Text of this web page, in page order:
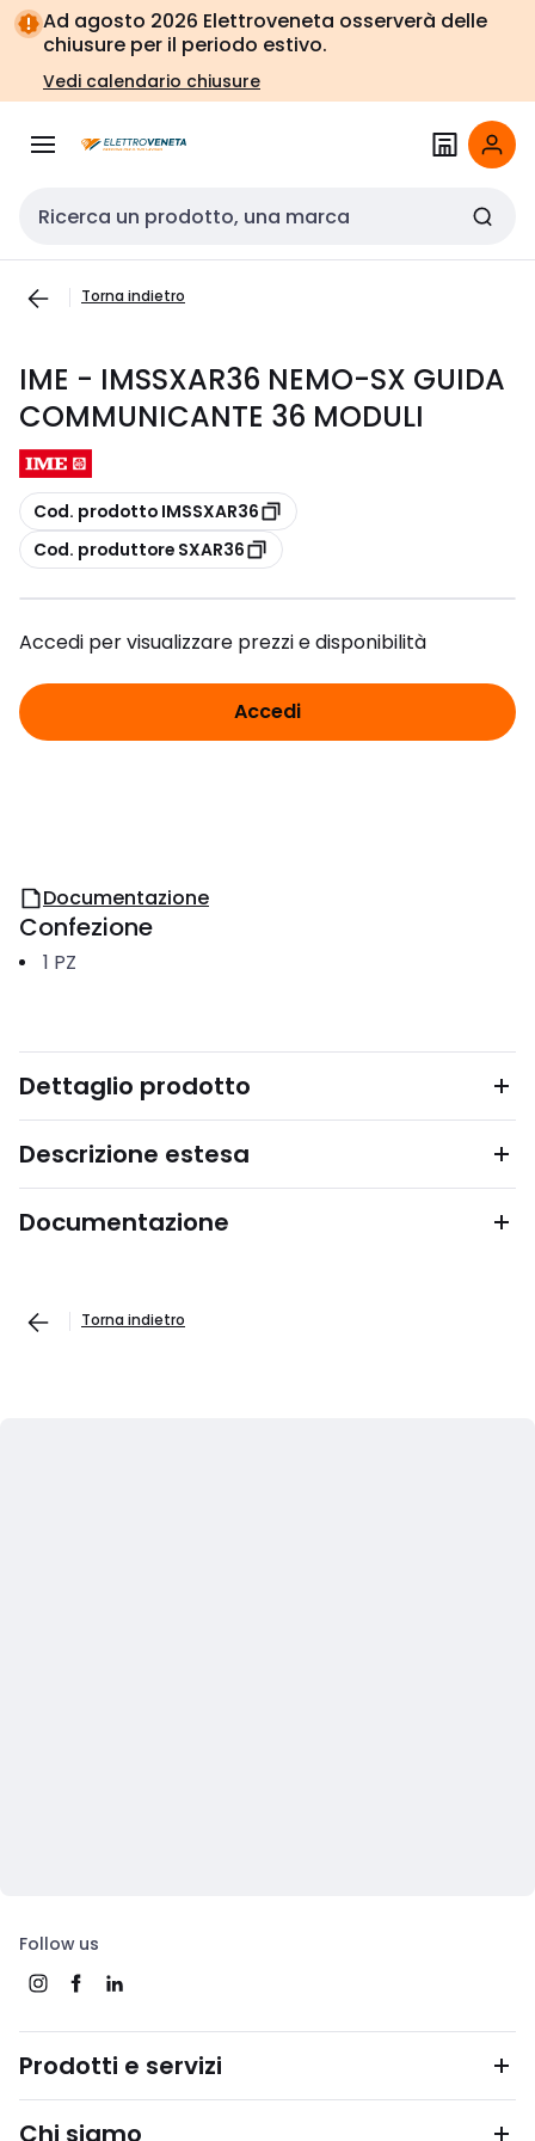
Vai alla
navigazione
Vai
alla
pagina
Ad agosto 2026 Elettroveneta osserverà delle
chiusure per il periodo estivo.
Vedi calendario chiusure
Cerca input
Torna indietro
IME - IMSSXAR36 NEMO-SX GUIDA
COMMUNICANTE 36 MODULI
copia
Cod. prodotto IMSSXAR36
copia
Cod. produttore SXAR36
Accedi per visualizzare prezzi e disponibilità
Accedi
Documentazione
Confezione
1 PZ
Dettaglio prodotto
Descrizione estesa
Documentazione
Torna indietro
Follow us
Prodotti e servizi
Chi siamo